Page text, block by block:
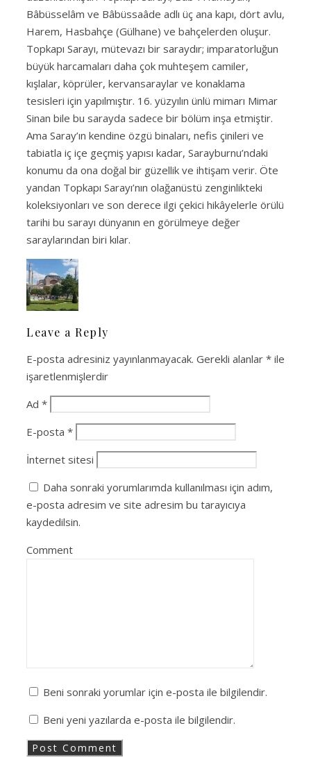
Bâbüsselâm ve Bâbüssaâde adlı üç ana kapı, dört avlu,
Harem, Hasbahçe (Gülhane) ve bahçelerden oluşur.
Topkapı Sarayı, mütevazı bir saraydır; imparatorluğun
büyük harcamaları daha çok muhteşem camiler,
kışlalar, köprüler, kervansaraylar ve konaklama
tesisleri için yapılmıştır. 16. yüzyılın ünlü mimarı Mimar
Sinan bile bu sarayda sadece bir bölüm inşa etmiştir.
Ama Saray’ın kendine özgü binaları, nefis çinileri ve
tabiatla iç içe geçmiş yapısı kadar, Sarayburnu’ndaki
konumu da ona doğal bir güzellik ve ihtişam verir. Öte
yandan Topkapı Sarayı’nın olağanüstü zenginlikteki
koleksiyonları ve son derece ilgi çekici hikâyelerle örülü
tarihi bu sarayı dünyanın en görülmeye değer
saraylarından biri kılar.
Leave a Reply
E-posta adresiniz yayınlanmayacak. Gerekli alanlar * ile
işaretlenmişlerdir
Ad *
E-posta *
İnternet sitesi
Daha sonraki yorumlarımda kullanılması için adım,
e-posta adresim ve site adresim bu tarayıcıya
kaydedilsin.
Comment
Beni sonraki yorumlar için e-posta ile bilgilendir.
Beni yeni yazılarda e-posta ile bilgilendir.